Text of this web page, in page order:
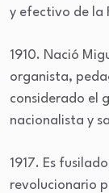
y efectivo de la
1910. Nació
organista,
considerado el
nacionalista y
1917. Es
revolucionario